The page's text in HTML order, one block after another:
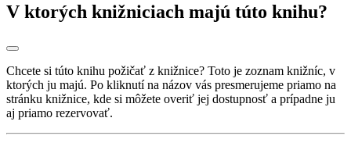
V ktorých knižniciach majú túto knihu?
Chcete si túto knihu požičať z knižnice? Toto je zoznam knižníc, v
ktorých ju majú. Po kliknutí na názov vás presmerujeme priamo na
stránku knižnice, kde si môžete overiť jej dostupnosť a prípadne ju
aj priamo rezervovať.